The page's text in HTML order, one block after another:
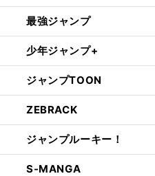
最強ジャンプ
少年ジャンプ+
ジャンプTOON
ZEBRACK
ジャンプルーキー！
S-MANGA